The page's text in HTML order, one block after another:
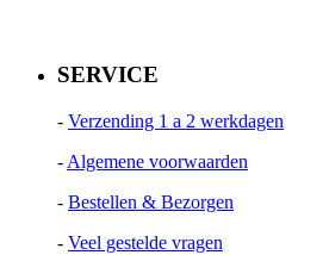
SERVICE
- Verzending 1 a 2 werkdagen
- Algemene voorwaarden
- Bestellen & Bezorgen
- Veel gestelde vragen